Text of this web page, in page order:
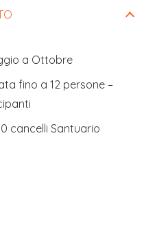
a Ottobre
fino a 12 persone –
cancelli Santuario